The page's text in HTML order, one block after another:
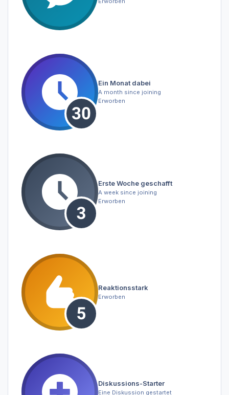
Ein Monat dabei
A month since joining
Erworben
Erste Woche geschafft
A week since joining
Erworben
Reaktionsstark
Erworben
Diskussions-Starter
Eine Diskussion gestartet